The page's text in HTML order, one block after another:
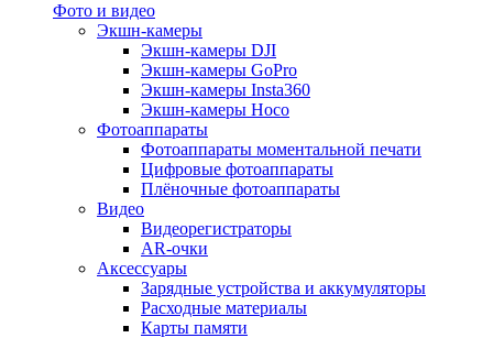
Фото и видео
Экшн-камеры
Экшн-камеры DJI
Экшн-камеры GoPro
Экшн-камеры Insta360
Экшн-камеры Hoco
Фотоаппараты
Фотоаппараты моментальной печати
Цифровые фотоаппараты
Плёночные фотоаппараты
Видео
Видеорегистраторы
AR-очки
Аксессуары
Зарядные устройства и аккумуляторы
Расходные материалы
Карты памяти